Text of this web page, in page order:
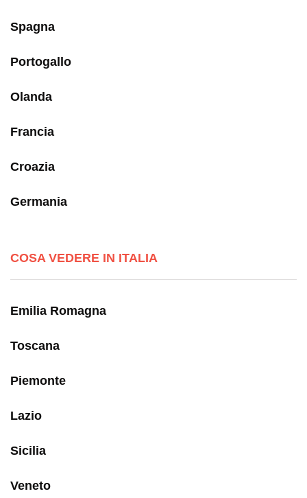
Spagna
Portogallo
Olanda
Francia
Croazia
Germania
COSA VEDERE IN ITALIA
Emilia Romagna
Toscana
Piemonte
Lazio
Sicilia
Veneto